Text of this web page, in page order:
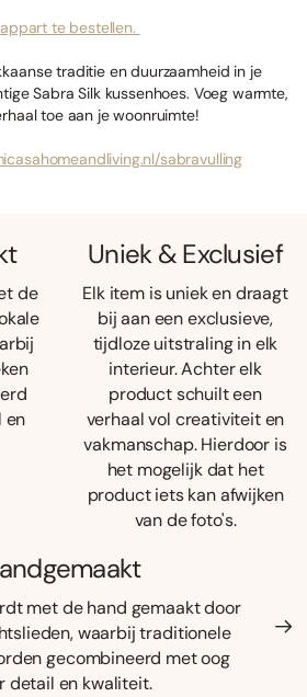
te bestellen.
traditie en duurzaamheid in je
Sabra Silk kussenhoes. Voeg warmte,
toe aan je woonruimte!
sabravulling
de
en
Uniek & Exclusief
Elk item is uniek en draagt
bij aan een exclusieve,
tijdloze uitstraling in elk
interieur. Achter elk
product schuilt een
verhaal vol creativiteit en
vakmanschap. Hierdoor is
het mogelijk dat het
product iets kan afwijken
van de foto's.
met de hand gemaakt door
waarbij traditionele
gecombineerd met oog
detail en kwaliteit.